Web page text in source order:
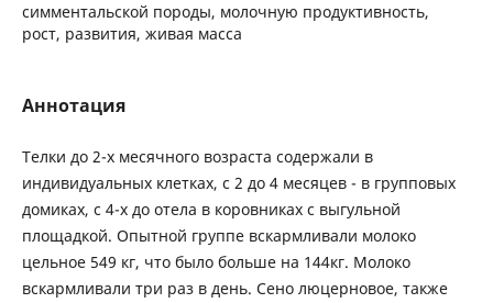
симментальской породы, молочную продуктивность,
рост, развития, живая масса
Аннотация
Телки до 2-х месячного возраста содержали в
индивидуальных клетках, с 2 до 4 месяцев - в групповых
домиках, с 4-х до отела в коровниках с выгульной
площадкой. Опытной группе вскармливали молоко
цельное 549 кг, что было больше на 144кг. Молоко
вскармливали три раз в день. Сено люцерновое, также